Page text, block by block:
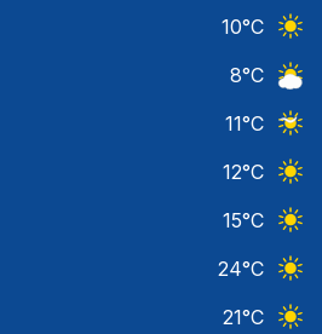
10°C
8°C
11°C
12°C
15°C
24°C
21°C